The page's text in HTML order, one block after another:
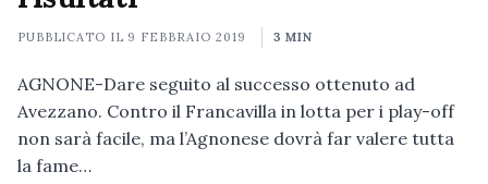
PUBBLICATO IL 9 FEBBRAIO 2019 3 MIN
AGNONE-Dare seguito al successo ottenuto ad
Avezzano. Contro il Francavilla in lotta per i play-off
non sarà facile, ma l’Agnonese dovrà far valere tutta
la fame…